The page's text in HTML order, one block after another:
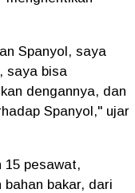
Spanyol, saya
saya bisa
dengannya, dan
Spanyol," ujar
15 pesawat,
bakar, dari